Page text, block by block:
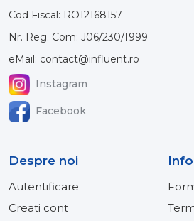
Cod Fiscal: RO12168157
Nr. Reg. Com: J06/230/1999
eMail: contact@influent.ro
Instagram
Facebook
Despre noi
Autentificare
Creati cont